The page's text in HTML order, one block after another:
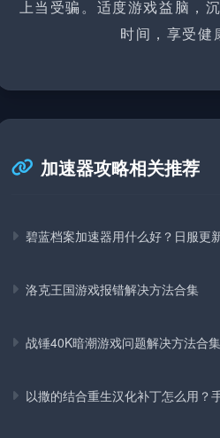
上当受骗。适度游戏益脑，
时间，享受健
加速器攻略相关推荐
碧蓝档案加速器用什么好？日服更
洛克王国游戏报错解决方法合集
战锤40K暗潮游戏问题解决方法合集
以撒的结合重生汉化补丁怎么用？